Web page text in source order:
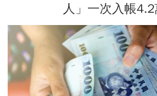
人」一次入帳4.2